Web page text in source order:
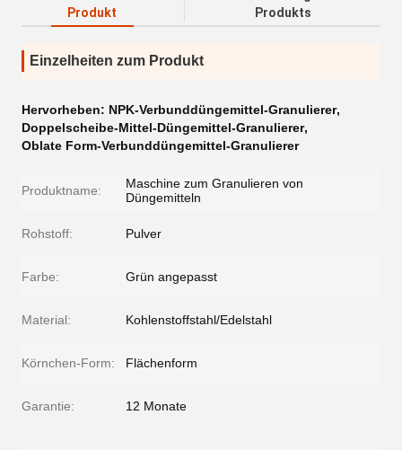
Produkt
Produkts
Einzelheiten zum Produkt
Hervorheben: NPK-Verbunddüngemittel-Granulierer,
Doppelscheibe-Mittel-Düngemittel-Granulierer,
Oblate Form-Verbunddüngemittel-Granulierer
Produktname:
Maschine zum Granulieren von
Düngemitteln
Rohstoff: Pulver
Farbe: Grün angepasst
Material: Kohlenstoffstahl/Edelstahl
Körnchen-Form: Flächenform
Garantie: 12 Monate